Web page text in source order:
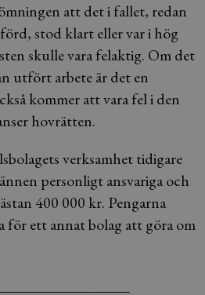
att det i fallet, redan
stod klart eller var i hög
skulle vara felaktig. Om det
utfört arbete är det en
kommer att vara fel i den
hovrätten.
verksamhet tidigare
personligt ansvariga och
400 000 kr. Pengarna
för ett annat bolag att göra om